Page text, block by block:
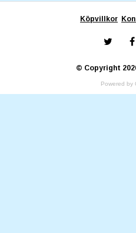
Köpvillkor
© Copyright
Powered by